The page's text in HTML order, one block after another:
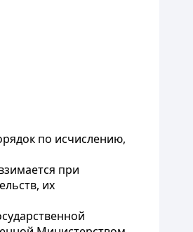
по исчислению,
при
их